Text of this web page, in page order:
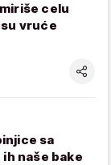
celu
vruće
sa
naše bake